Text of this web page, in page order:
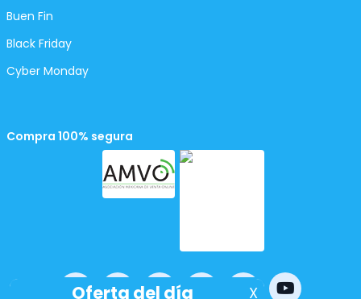
Buen Fin
Black Friday
Cyber Monday
Compra 100% segura